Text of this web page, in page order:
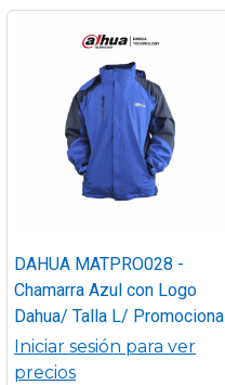
DAHUA MATPRO028 -
Chamarra Azul con Logo
Dahua/ Talla L/ Promocional
Iniciar sesión para ver
precios